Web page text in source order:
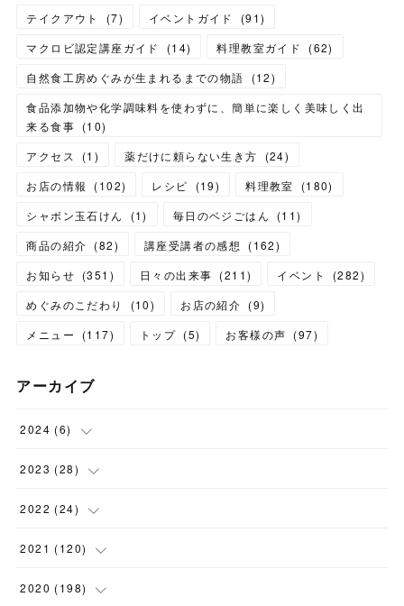
テイクアウト
(7) イベントガイド (91)
マクロビ認定講座ガイド
(14) 料理教室ガイド (62)
自然食工房めぐみが生まれるまでの物語
(12)
食品添加物や化学調味料を使わずに、簡単に楽しく美味しく出
来る食事 (10)
アクセス
(1 ) 薬だけに頼らない生き方 (24)
お店の情報
(102) レシピ (19) 料理教室 (180)
シャボン玉石けん
(1) 毎日のベジごはん (11)
商品の紹介 (82) 講座受講者の感想 (162)
お知らせ (351 ) 日々の出来事 (211) イベント (282)
めぐみのこだわり
(10) お店の紹介 (9)
メニュー
(117) トップ (5) お客様の声 (97)
アーカイブ
2024 (6)
(1)
(1 )
(1)
( 1 )
2023 (28)
(2)
(1)
(1)
2022 (24)
(5)
(2)
2021 (120)
(12)
2020 (198)